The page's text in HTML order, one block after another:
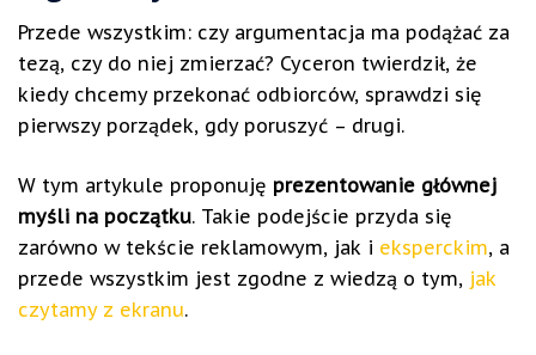
Przede wszystkim: czy argumentacja ma podążać za
tezą, czy do niej zmierzać? Cyceron twierdził, że
kiedy chcemy przekonać odbiorców, sprawdzi się
pierwszy porządek, gdy poruszyć – drugi.
W tym artykule proponuję prezentowanie głównej
myśli na początku. Takie podejście przyda się
zarówno w tekście reklamowym, jak i eksperckim, a
przede wszystkim jest zgodne z wiedzą o tym, jak
czytamy z ekranu.